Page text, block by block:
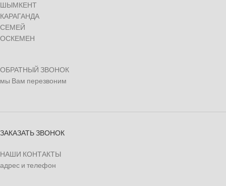
ШЫМКЕНТ
КАРАГАНДА
СЕМЕЙ
ОСКЕМЕН
ОБРАТНЫЙ ЗВОНОК
мы Вам перезвоним
ЗАКАЗАТЬ ЗВОНОК
НАШИ КОНТАКТЫ
адрес и телефон